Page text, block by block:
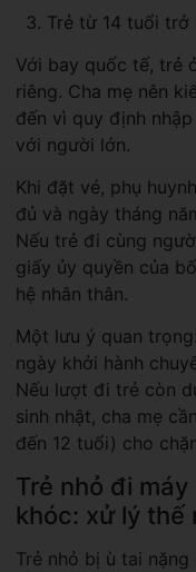
Trẻ từ 14 tuổi trở
Với bay quốc tế, trẻ
riêng. Cha mẹ nên
đến vì quy định
với người lớn.
Khi đặt vé, phụ
đủ và ngày tháng
Nếu trẻ đi cùng
giấy ủy quyền của
hệ nhân thân.
Một lưu ý quan
ngày khởi hành
Nếu lượt đi trẻ còn
sinh nhật, cha mẹ
đến 12 tuổi) cho
Trẻ nhỏ đi
khóc: xử lý thế
Trẻ nhỏ bị ù tai